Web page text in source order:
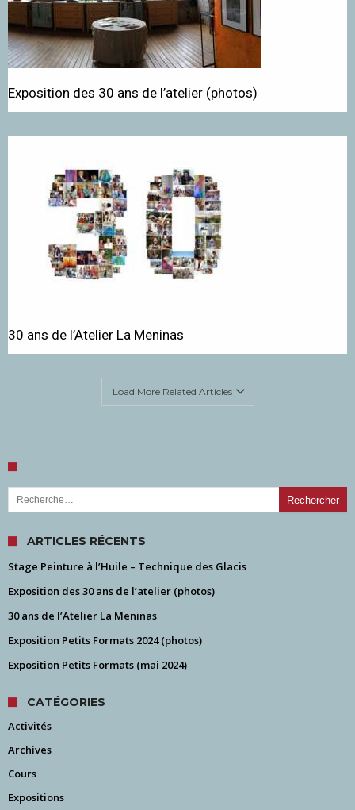
Exposition des 30 ans de l’atelier (photos)
30 ans de l’Atelier La Meninas
Load More Related Articles
Rechercher :
ARTICLES RÉCENTS
Stage Peinture à l’Huile – Technique des Glacis
Exposition des 30 ans de l’atelier (photos)
30 ans de l’Atelier La Meninas
Exposition Petits Formats 2024 (photos)
Exposition Petits Formats (mai 2024)
CATÉGORIES
Activités
Archives
Cours
Expositions